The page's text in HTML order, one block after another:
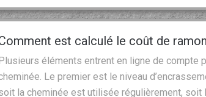
est calculé le coût de
éléments entrent en ligne de compte
Le premier est le niveau
la cheminée est utilisée régulièrement, soit